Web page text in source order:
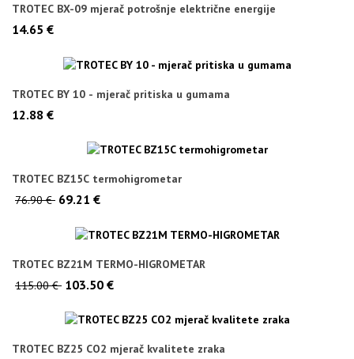
TROTEC BX-09 mjerač potrošnje električne energije
14.65 €
TROTEC BY 10 - mjerač pritiska u gumama
12.88 €
TROTEC BZ15C termohigrometar
76.90 € 69.21 €
TROTEC BZ21M TERMO-HIGROMETAR
115.00 € 103.50 €
TROTEC BZ25 CO2 mjerač kvalitete zraka